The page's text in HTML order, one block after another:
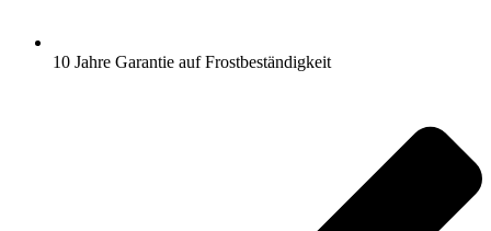
10 Jahre Garantie auf Frostbeständigkeit